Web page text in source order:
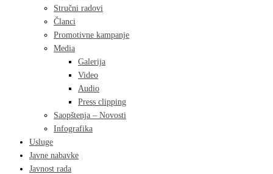
Stručni radovi
Članci
Promotivne kampanje
Media
Galerija
Video
Audio
Press clipping
Saopštenja – Novosti
Infografika
Usluge
Javne nabavke
Javnost rada